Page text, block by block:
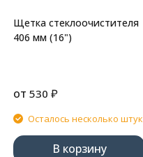
Щетка стеклоочистителя
406 мм (16")
от 530 ₽
Осталось несколько штук
В корзину